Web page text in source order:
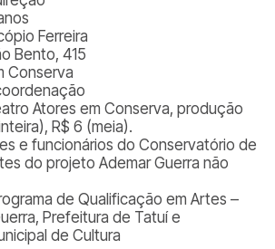
Ferreira
Bento, 415
Conserva
Atores em Conserva, produção
R$ 6 (meia).
e funcionários do Conservatório de
do projeto Ademar Guerra não
de Qualificação em Artes –
Prefeitura de Tatuí e
de Cultura